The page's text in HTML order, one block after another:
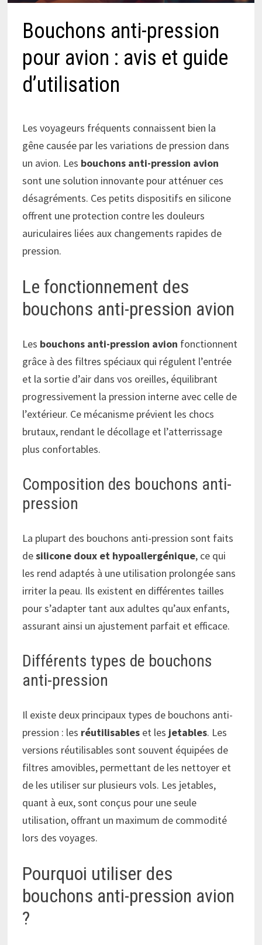
Bouchons anti-pression
pour avion : avis et guide
d’utilisation
Les voyageurs fréquents connaissent bien la
gêne causée par les variations de pression dans
un avion. Les bouchons anti-pression avion
sont une solution innovante pour atténuer ces
désagréments. Ces petits dispositifs en silicone
offrent une protection contre les douleurs
auriculaires liées aux changements rapides de
pression.
Le fonctionnement des
bouchons anti-pression avion
Les bouchons anti-pression avion fonctionnent
grâce à des filtres spéciaux qui régulent l’entrée
et la sortie d’air dans vos oreilles, équilibrant
progressivement la pression interne avec celle de
l’extérieur. Ce mécanisme prévient les chocs
brutaux, rendant le décollage et l’atterrissage
plus confortables.
Composition des bouchons anti-
pression
La plupart des bouchons anti-pression sont faits
desilicone doux et hypoallergénique, ce qui
les rend adaptés à une utilisation prolongée sans
irriter la peau. Ils existent en différentes tailles
pour s’adapter tant aux adultes qu’aux enfants,
assurant ainsi un ajustement parfait et efficace.
Différents types de bouchons
anti-pression
Il existe deux principaux types de bouchons anti-
pression : les réutilisables et les jetables. Les
versions réutilisables sont souvent équipées de
filtres amovibles, permettant de les nettoyer et
de les utiliser sur plusieurs vols. Les jetables,
quant à eux, sont conçus pour une seule
utilisation, offrant un maximum de commodité
lors des voyages.
Pourquoi utiliser des
bouchons anti-pression avion
?